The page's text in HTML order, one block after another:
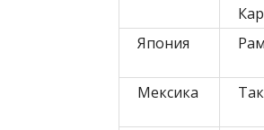
Япония
Мексика